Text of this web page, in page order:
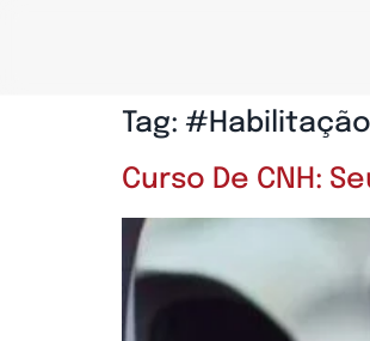
Tag:
Curso De CNH: